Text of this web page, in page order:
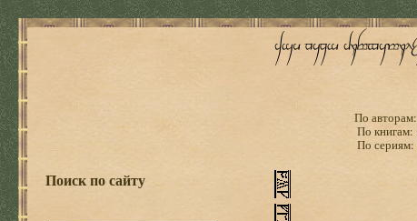
По авторам:
По книгам:
По сериям:
Поиск по сайту